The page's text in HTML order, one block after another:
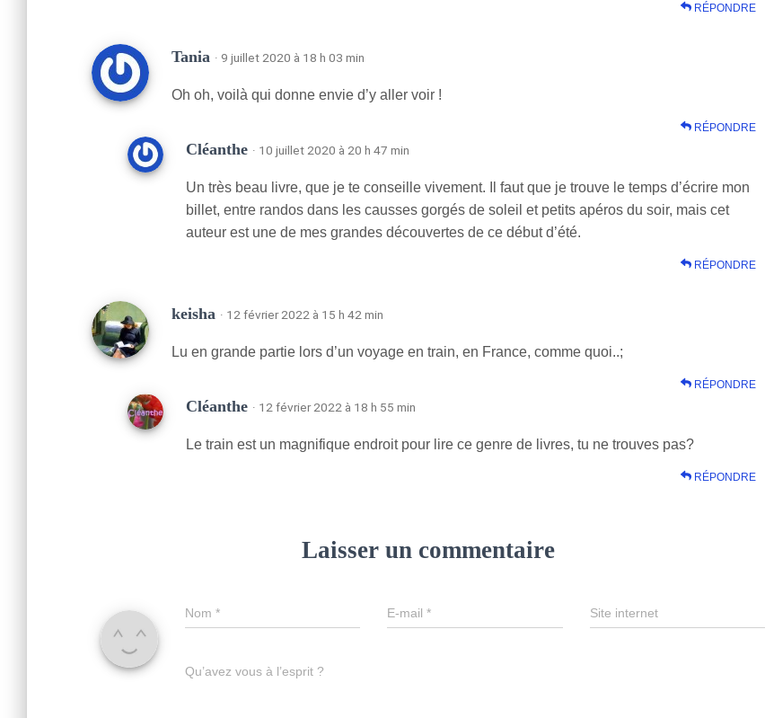
RÉPONDRE
Tania · 9 juillet 2020 à 18 h 03 min
Oh oh, voilà qui donne envie d’y aller voir !
RÉPONDRE
Cléanthe · 10 juillet 2020 à 20 h 47 min
Un très beau livre, que je te conseille vivement. Il faut que je trouve le temps d’écrire mon
billet, entre randos dans les causses gorgés de soleil et petits apéros du soir, mais cet
auteur est une de mes grandes découvertes de ce début d’été.
RÉPONDRE
keisha · 12 février 2022 à 15 h 42 min
Lu en grande partie lors d’un voyage en train, en France, comme quoi..;
RÉPONDRE
Cléanthe · 12 février 2022 à 18 h 55 min
Le train est un magnifique endroit pour lire ce genre de livres, tu ne trouves pas?
RÉPONDRE
Laisser un commentaire
Nom * E-mail* Site internet
Qu’avez vous à l’esprit ?